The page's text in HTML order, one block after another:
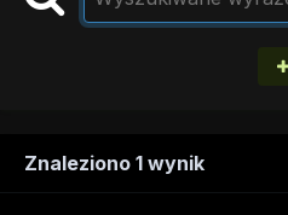
Znaleziono 1 wynik